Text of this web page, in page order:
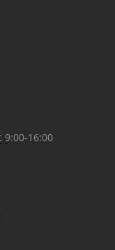
9:00-16:00